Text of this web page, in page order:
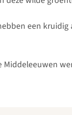
een